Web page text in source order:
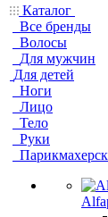
Каталог
Все бренды
Волосы
Для мужчин
Для детей
Ноги
Лицо
Тело
Руки